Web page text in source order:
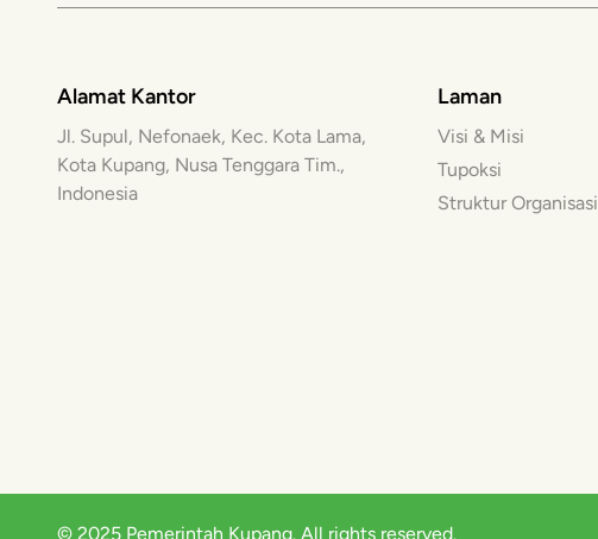
Alamat Kantor
Jl. Supul, Nefonaek, Kec. Kota Lama,
Kota Kupang, Nusa Tenggara Tim.,
Indonesia
Laman
Visi & Misi
Tupoksi
Struktur Organisasi
© 2025 Pemerintah Kupang. All rights reserved.